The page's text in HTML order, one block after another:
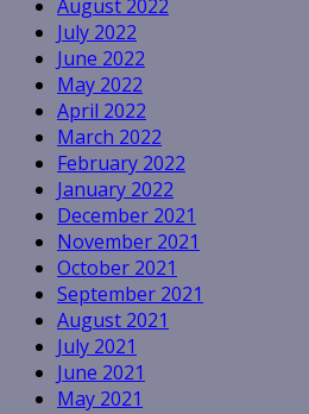
August 2022
July 2022
June 2022
May 2022
April 2022
March 2022
February 2022
January 2022
December 2021
November 2021
October 2021
September 2021
August 2021
July 2021
June 2021
May 2021